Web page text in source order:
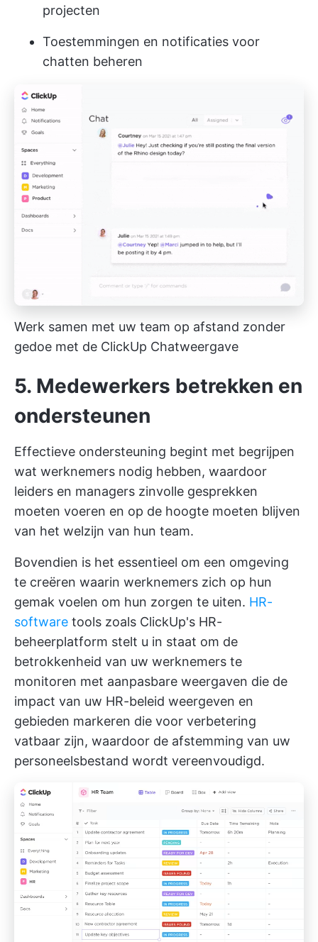
projecten
Toestemmingen en notificaties voor
chatten beheren
Werk samen met uw team op afstand zonder
gedoe met de ClickUp Chatweergave
5. Medewerkers betrekken en
ondersteunen
Effectieve ondersteuning begint met begrijpen
wat werknemers nodig hebben, waardoor
leiders en managers zinvolle gesprekken
moeten voeren en op de hoogte moeten blijven
van het welzijn van hun team.
Bovendien is het essentieel om een omgeving
te creëren waarin werknemers zich op hun
gemak voelen om hun zorgen te uiten. HR-
software tools zoals ClickUp's HR-
beheerplatform stelt u in staat om de
betrokkenheid van uw werknemers te
monitoren met aanpasbare weergaven die de
impact van uw HR-beleid weergeven en
gebieden markeren die voor verbetering
vatbaar zijn, waardoor de afstemming van uw
personeelsbestand wordt vereenvoudigd.